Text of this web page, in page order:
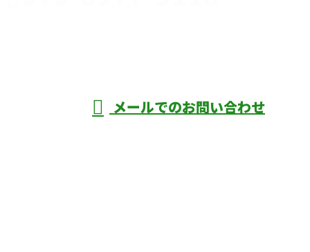
メールでのお問い合わせ